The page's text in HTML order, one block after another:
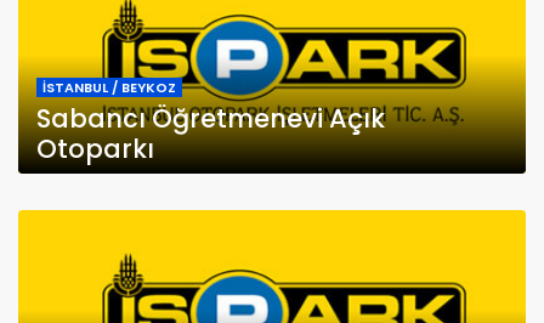
İSTANBUL / BEYKOZ
Sabancı Öğretmenevi Açık
Otoparkı